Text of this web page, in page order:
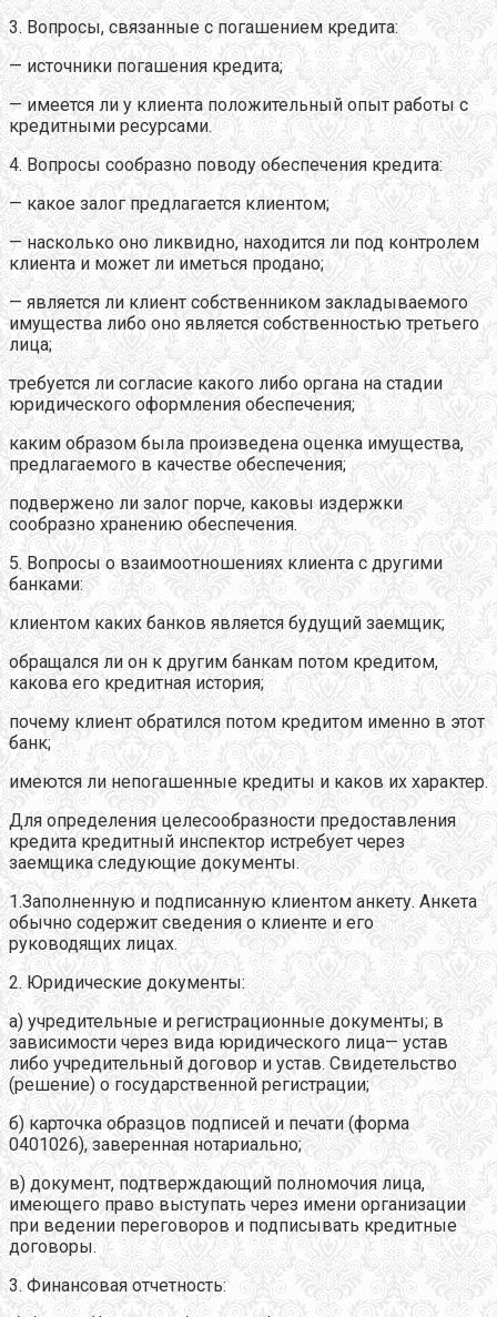
3. Вопросы, связанные с погашением кредита:
— источники погашения кредита;
— имеется ли у клиента положительный опыт работы с
кредитными ресурсами.
4. Вопросы сообразно поводу обеспечения кредита:
— какое залог предлагается клиентом;
— насколько оно ликвидно, находится ли под контролем
клиента и может ли иметься продано;
— является ли клиент собственником закладываемого
имущества либо оно является собственностью третьего
лица;
требуется ли согласие какого либо органа на стадии
юридического оформления обеспечения;
каким образом была произведена оценка имущества,
предлагаемого в качестве обеспечения;
подвержено ли залог порче, каковы издержки
сообразно хранению обеспечения.
5. Вопросы о взаимоотношениях клиента с другими
банками:
клиентом каких банков является будущий заемщик;
обращался ли он к другим банкам потом кредитом,
какова его кредитная история;
почему клиент обратился потом кредитом именно в этот
банк;
имеются ли непогашенные кредиты и каков их характер.
Для определения целесообразности предоставления
кредита кредитный инспектор истребует через
заемщика следующие документы.
1.Заполненную и подписанную клиентом анкету. Анкета
обычно содержит сведения о клиенте и его
руководящих лицах.
2. Юридические документы:
а) учредительные и регистрационные документы; в
зависимости через вида юридического лица— устав
либо учредительный договор и устав. Свидетельство
(решение) о государственной регистрации;
б) карточка образцов подписей и печати (форма
0401026), заверенная нотариально;
в) документ, подтверждающий полномочия лица,
имеющего право выступать через имени организации
при ведении переговоров и подписывать кредитные
договоры.
3. Финансовая отчетность: